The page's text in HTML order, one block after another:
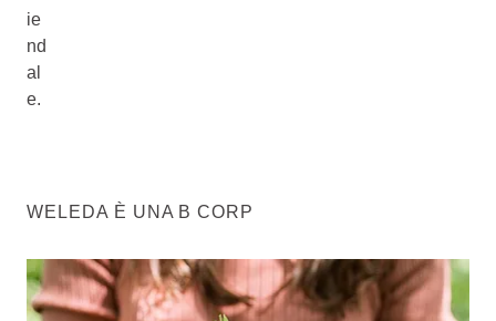
ie
nd
al
e.
WELEDA È UNA B CORP